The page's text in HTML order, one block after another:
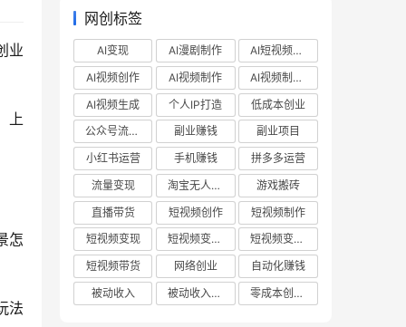
业
上
怎
法
网创标签
AI变现 AI漫剧制作
AI短视频制作
AI视频创作
AI视频制作
AI视频制作教程
AI视频生成
个人IP打造
低成本创业
公众号流量主
副业赚钱
副业项目
小红书运营
手机赚钱
拼多多运营
流量变现
淘宝无人直播
游戏搬砖
直播带货
短视频创作
短视频制作
短视频变现
短视频变现技巧
短视频变现方法
短视频带货
网络创业
自动化赚钱
被动收入
被动收入项目 零成本创业项目